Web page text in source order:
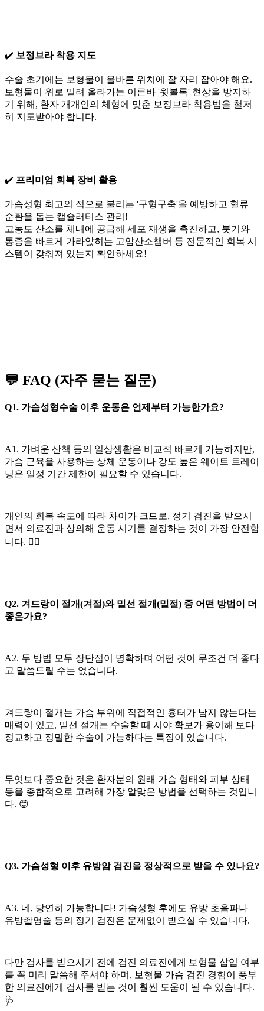
✔️ 보정브라 착용 지도
수술 초기에는 보형물이 올바른 위치에 잘 자리 잡아야 해요.
보형물이 위로 밀려 올라가는 이른바 '윗볼록' 현상을 방지하
기 위해, 환자 개개인의 체형에 맞춘 보정브라 착용법을 철저
히 지도받아야 합니다.
✔️ 프리미엄 회복 장비 활용
가슴성형 최고의 적으로 불리는 '구형구축'을 예방하고 혈류
순환을 돕는 캡슐러티스 관리!
고농도 산소를 체내에 공급해 세포 재생을 촉진하고, 붓기와
통증을 빠르게 가라앉히는 고압산소챔버 등 전문적인 회복 시
스템이 갖춰져 있는지 확인하세요!
💬 FAQ (자주 묻는 질문)
Q1. 가슴성형수술 이후 운동은 언제부터 가능한가요?
A1. 가벼운 산책 등의 일상생활은 비교적 빠르게 가능하지만,
가슴 근육을 사용하는 상체 운동이나 강도 높은 웨이트 트레이
닝은 일정 기간 제한이 필요할 수 있습니다.
개인의 회복 속도에 따라 차이가 크므로, 정기 검진을 받으시
면서 의료진과 상의해 운동 시기를 결정하는 것이 가장 안전합
니다. 🏃‍♀️
Q2. 겨드랑이 절개(겨절)와 밑선 절개(밑절) 중 어떤 방법이 더
좋은가요?
A2. 두 방법 모두 장단점이 명확하며 어떤 것이 무조건 더 좋다
고 말씀드릴 수는 없습니다.
겨드랑이 절개는 가슴 부위에 직접적인 흉터가 남지 않는다는
매력이 있고, 밑선 절개는 수술할 때 시야 확보가 용이해 보다
정교하고 정밀한 수술이 가능하다는 특징이 있습니다.
무엇보다 중요한 것은 환자분의 원래 가슴 형태와 피부 상태
등을 종합적으로 고려해 가장 알맞은 방법을 선택하는 것입니
다. 😊
Q3. 가슴성형 이후 유방암 검진을 정상적으로 받을 수 있나요?
A3. 네, 당연히 가능합니다! 가슴성형 후에도 유방 초음파나
유방촬영술 등의 정기 검진은 문제없이 받으실 수 있습니다.
다만 검사를 받으시기 전에 검진 의료진에게 보형물 삽입 여부
를 꼭 미리 말씀해 주셔야 하며, 보형물 가슴 검진 경험이 풍부
한 의료진에게 검사를 받는 것이 훨씬 도움이 될 수 있습니다.
🩺